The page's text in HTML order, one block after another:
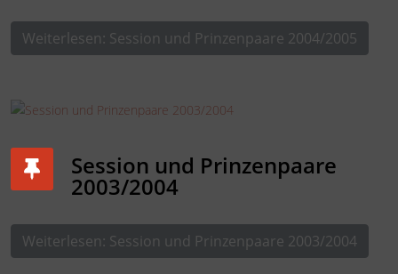
Weiterlesen: Session und Prinzenpaare 2004/2005
Session und Prinzenpaare
2003/2004
Weiterlesen: Session und Prinzenpaare 2003/2004